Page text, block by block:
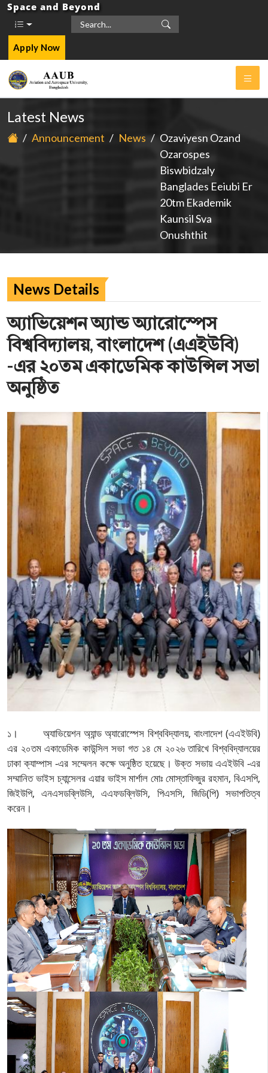
Space and Beyond
Apply Now
Latest News
/ Announcement / News / Ozaviyesn Ozand
Ozarospes
Biswbidzaly
Banglades Eeiubi Er
20tm Ekademik
Kaunsil Sva
Onushthit
News Details
অ্যাভিয়েশন অ্যান্ড অ্যারোস্পেস
বিশ্ববিদ্যালয়, বাংলাদেশ (এএইউবি)
-এর ২০তম একাডেমিক কাউন্সিল সভা
অনুষ্ঠিত
১। অ্যাভিয়েশন অ্যান্ড অ্যারোস্পেস বিশ্ববিদ্যালয়, বাংলাদেশ (এএইউবি)
এর ২০তমএকাডেমিক কাউন্সিল সভা গত ১৪ মে ২০২৬তারিখে বিশ্ববিদ্যালয়ের
ঢাকা ক্যাম্পাস -এর সম্মেলন কক্ষে অনুষ্ঠিতহয়েছে। উক্ত সভায় এএইউবি -এর
সম্মানিত ভাইস চ্যান্সেলর এয়ার ভাইস মার্শাল মোঃ মোস্তাফিজুর রহমান, বিএসপি,
জিইউপি, এনএসডব্লিউসি, এএফডব্লিউসি, পিএসসি, জিডি(পি) সভাপতিত্ব
করেন।